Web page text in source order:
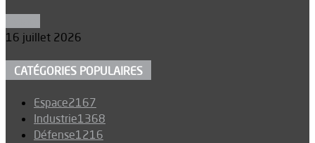
16 juillet 2026
CATÉGORIES POPULAIRES
Espace2167
Industrie1368
Défense1216